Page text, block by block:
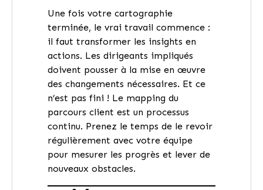
Une fois votre cartographie
terminée, le vrai travail commence :
il faut transformer les insights en
actions. Les dirigeants impliqués
doivent pousser à la mise en œuvre
des changements nécessaires. Et ce
n’est pas fini ! Le mapping du
parcours client est un processus
continu. Prenez le temps de le revoir
régulièrement avec votre équipe
pour mesurer les progrès et lever de
nouveaux obstacles.